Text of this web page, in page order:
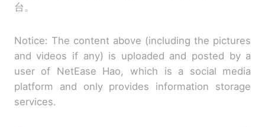
台。
Notice: The content above (including the pictures
and videos if any) is uploaded and posted by a
user of NetEase Hao, which is a social media
platform and only provides information storage
services.